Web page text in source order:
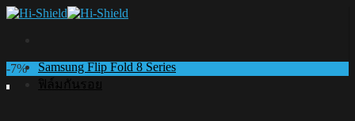
Skip
Samsung Flip Fold 8 Series
ฟิล์มกันรอย
-7%